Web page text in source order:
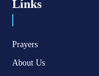
Links
Prayers
About Us